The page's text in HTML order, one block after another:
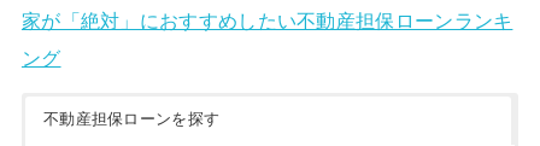
家が「絶対」におすすめしたい不動産担保ローンランキ
ング
不動産担保ローンを探す